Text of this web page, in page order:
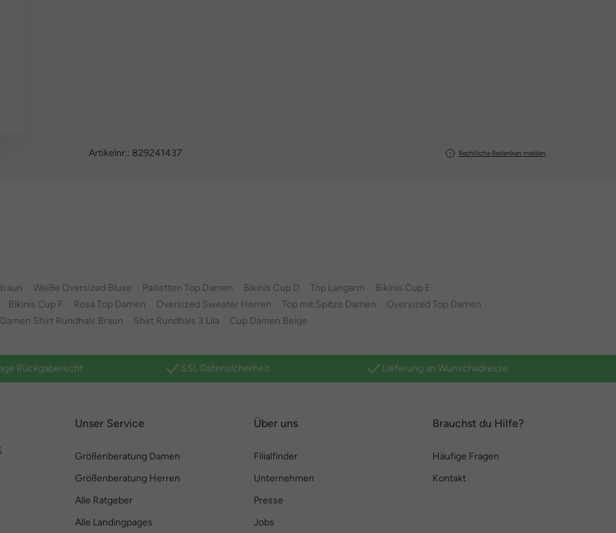
Artikelnr.: 829241437 Rechtliche Bedenken melden
Weiße Oversized Bluse Pailletten Top Damen Bikinis Cup D Top Langarm
Bikinis Cup E
Bikinis Cup F
Rosa Top Damen Oversized Sweater Herren Top mit Spitze Damen
Oversized Top Damen
Damen Shirt Rundhals Braun
Shirt Rundhals 3 Lila Cup Damen Beige
Rückgaberecht SSL Datensicherheit Lieferung an Wunschadresse
Unser Service
Größenberatung Damen
Größenberatung Herren
Alle Ratgeber
Alle Landingpages
Über uns
Filialfinder
Unternehmen
Presse
Jobs
Brauchst du Hilfe?
Häufige Fragen
Kontakt